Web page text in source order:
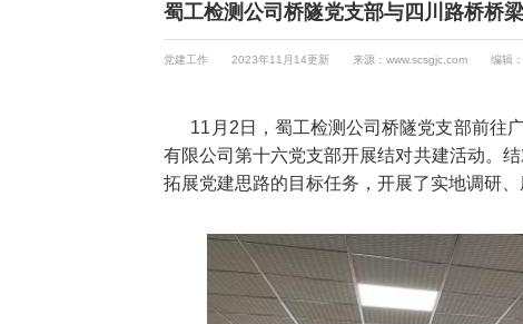
蜀工检测公司桥隧党支部与四川路桥桥
党建工作 2023年11月14更新 来源：www.scsgjc.com 编辑
11月2日，蜀工检测公司桥隧党支部前往
有限公司第十六党支部开展结对共建活动。
拓展党建思路的目标任务，开展了实地调研、